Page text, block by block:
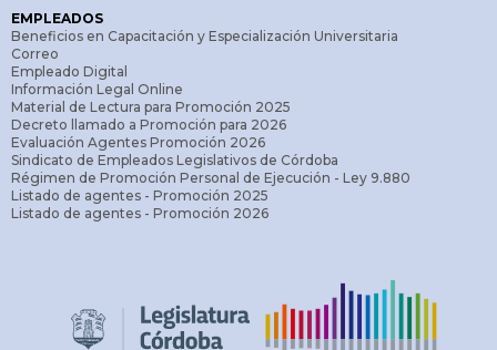
EMPLEADOS
Beneficios en Capacitación y Especialización Universitaria
Correo
Empleado Digital
Información Legal Online
Material de Lectura para Promoción 2025
Decreto llamado a Promoción para 2026
Evaluación Agentes Promoción 2026
Sindicato de Empleados Legislativos de Córdoba
Régimen de Promoción Personal de Ejecución - Ley 9.880
Listado de agentes - Promoción 2025
Listado de agentes - Promoción 2026